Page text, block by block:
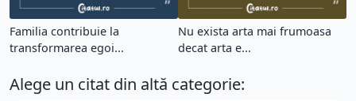
Familia contribuie la
transformarea egoi...
Nu exista arta mai frumoasa
decat arta e...
Alege un citat din altă categorie: